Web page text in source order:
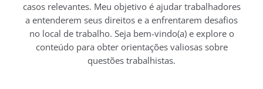
casos relevantes. Meu objetivo é ajudar trabalhadores
a entenderem seus direitos e a enfrentarem desafios
no local de trabalho. Seja bem-vindo(a) e explore o
conteúdo para obter orientações valiosas sobre
questões trabalhistas.